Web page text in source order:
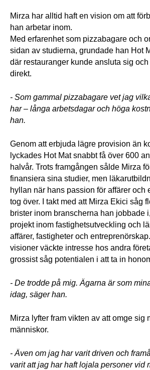
Mirza har alltid haft en vision om att
han arbetar inom.
Med erfarenhet som pizzabagare och
sidan av studierna, grundade han Hot
där restauranger kunde ansluta sig
direkt.
- Som gammal pizzabagare vet jag
har – långa arbetsdagar och höga
han.
Genom att erbjuda lägre provision än
lyckades Hot Mat snabbt få över 600
halvår. Trots framgången sålde Mirza
finansiera sina studier, men
hyllan när hans passion för affärer och
tog över. I takt med att Mirza Ekici såg
brister inom branscherna han jobbade
projekt inom fastighetsutveckling och
affärer, fastigheter och
visioner väckte intresse hos andra
grossist såg potentialen i att ta in
- De trodde på mig. Ägarna är som
idag, säger han.
Mirza lyfter fram vikten av att omge sig
människor.
- Även om jag har varit driven och
varit att jag har haft lojala personer vid